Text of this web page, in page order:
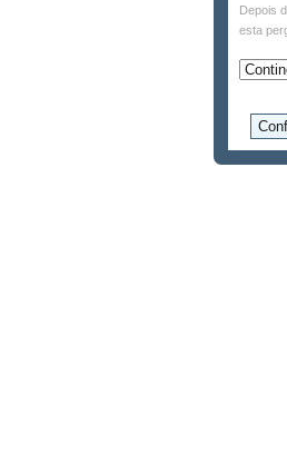
Depois
esta